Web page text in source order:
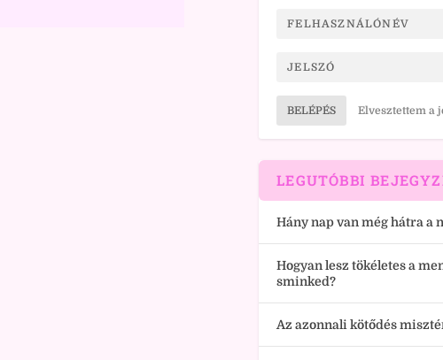
BELÉPÉS Elvesztettem a
LEGUTÓBBI
Hány nap van még hátra a
Hogyan lesz tökéletes a
sminked?
Az azonnali kötődés